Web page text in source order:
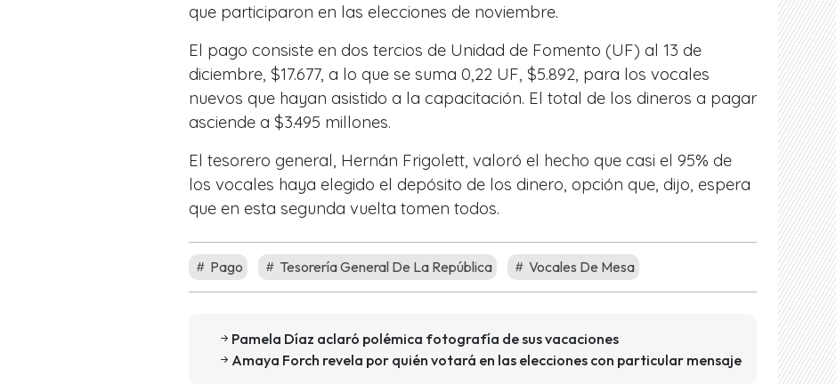
que participaron en las elecciones de noviembre.
El pago consiste en dos tercios de Unidad de Fomento (UF) al 13 de
diciembre, $17.677, a lo que se suma 0,22 UF, $5.892, para los vocales
nuevos que hayan asistido a la capacitación. El total de los dineros a pagar
asciende a $3.495 millones.
El tesorero general, Hernán Frigolett, valoró el hecho que casi el 95% de
los vocales haya elegido el depósito de los dinero, opción que, dijo, espera
que en esta segunda vuelta tomen todos.
Pago Tesorería General De La República Vocales De Mesa
Pamela Díaz aclaró polémica fotografía de sus vacaciones
Amaya Forch revela por quién votará en las elecciones con particular mensaje